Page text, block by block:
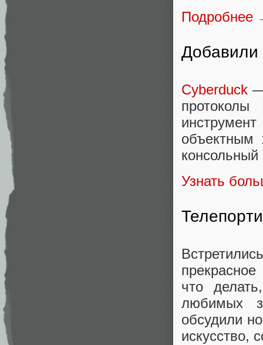
Подробнее
Добавили
Cyberduck
объектным
консольный
Узнать
что
любимых
обсудили
искусство,